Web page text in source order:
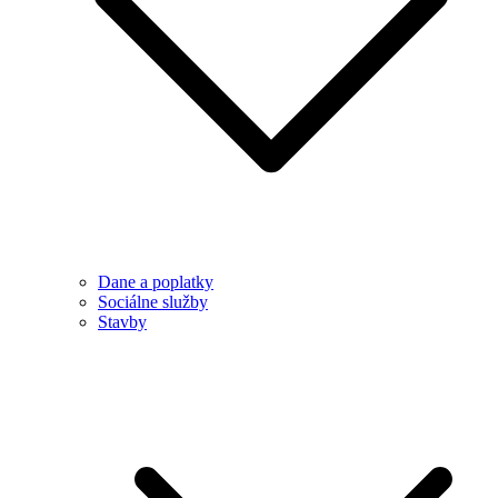
Dane a poplatky
Sociálne služby
Stavby